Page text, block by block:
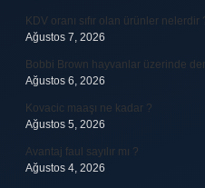
KDV oranı sıfır olan ürünler nelerdir
Ağustos 7, 2026
Bobbi Brown hayvanlar üzerinde
Ağustos 6, 2026
Kovacic maaşı ne kadar ?
Ağustos 5, 2026
Avantaj faul sayılır mı ?
Ağustos 4, 2026